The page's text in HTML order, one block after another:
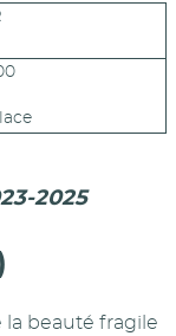
2025
la beauté fragile